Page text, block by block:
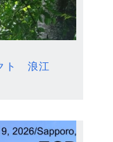
ト 浪江